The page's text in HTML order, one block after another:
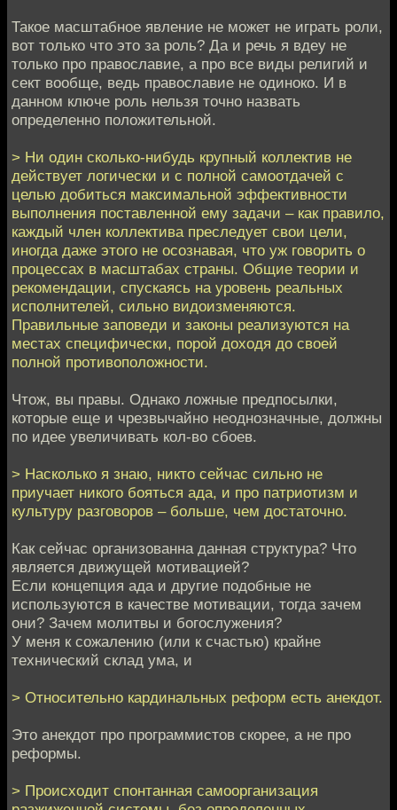
Такое масштабное явление не может не играть роли,
вот только что это за роль? Да и речь я вдеу не
только про православие, а про все виды религий и
сект вообще, ведь православие не одиноко. И в
данном ключе роль нельзя точно назвать
определенно положительной.
> Ни один сколько-нибудь крупный коллектив не
действует логически и с полной самоотдачей с
целью добиться максимальной эффективности
выполнения поставленной ему задачи – как правило,
каждый член коллектива преследует свои цели,
иногда даже этого не осознавая, что уж говорить о
процессах в масштабах страны. Общие теории и
рекомендации, спускаясь на уровень реальных
исполнителей, сильно видоизменяются.
Правильные заповеди и законы реализуются на
местах специфически, порой доходя до своей
полной противоположности.
Чтож, вы правы. Однако ложные предпосылки,
которые еще и чрезвычайно неоднозначные, должны
по идее увеличивать кол-во сбоев.
> Насколько я знаю, никто сейчас сильно не
приучает никого бояться ада, и про патриотизм и
культуру разговоров – больше, чем достаточно.
Как сейчас организованна данная структура? Что
является движущей мотивацией?
Если концепция ада и другие подобные не
используются в качестве мотивации, тогда зачем
они? Зачем молитвы и богослужения?
У меня к сожалению (или к счастью) крайне
технический склад ума, и
> Относительно кардинальных реформ есть анекдот.
Это анекдот про программистов скорее, а не про
реформы.
> Происходит спонтанная самоорганизация